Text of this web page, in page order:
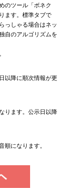
のツール「ボネク
ます。標準タブで
っしゃる場合はネッ
自のアルゴリズムを
以降に順次情報が更
ります。公示日以降
順になります。